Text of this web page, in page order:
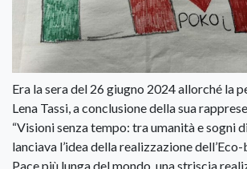
Era la sera del 26 giugno 2024 allorché la
Lena Tassi, a conclusione della sua
“Visioni senza tempo: tra umanità e sogni
lanciava l’idea della realizzazione
Pace più lunga del mondo, una striscia